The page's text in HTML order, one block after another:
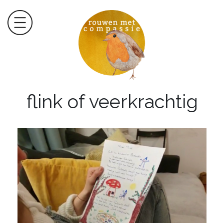
flink of veerkrachtig